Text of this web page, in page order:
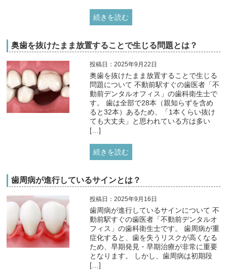
続きを読む
奥歯を抜けたまま放置することで生じる問題とは？
投稿日：2025年9月22日
奥歯を抜けたまま放置することで生じる
問題について 不動前駅すぐの歯医者「不
動前デンタルオフィス」の歯科衛生士で
す。 歯は全部で28本（親知らずを含め
ると32本）あるため、「1本くらい抜け
ても大丈夫」と思われている方は多い
[…]
続きを読む
歯周病が進行しているサインとは？
投稿日：2025年9月16日
歯周病が進行しているサインについて 不
動前駅すぐの歯医者「不動前デンタルオ
フィス」の歯科衛生士です。 歯周病が重
症化すると、歯を失うリスクが高くなる
ため、早期発見・早期治療が非常に重要
となります。 しかし、歯周病は初期段
[…]